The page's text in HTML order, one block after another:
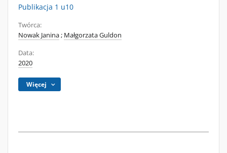
Publikacja 1 u10
Twórca:
Nowak Janina; Małgorzata Guldon
Data:
2020
Więcej